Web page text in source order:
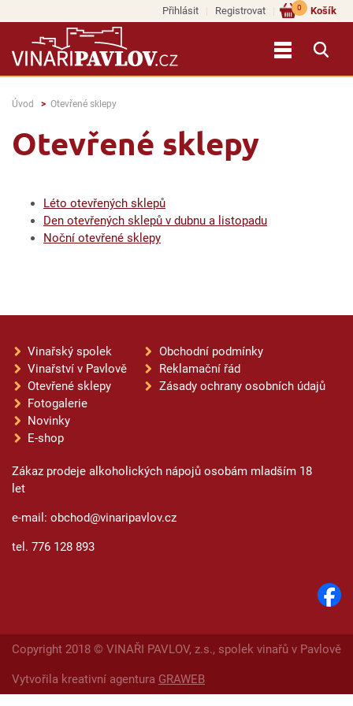
Přihlásit Registrovat Košík
0
Úvod Otevřené sklepy
Otevřené sklepy
Léto otevřených sklepů
Den otevřených sklepů v dubnu a listopadu
Noční otevřené sklepy
Vinařský spolek
Vinařství v Pavlově
Otevřené sklepy
Fotogalerie
Novinky
E-shop
Obchodní podmínky
Reklamační řád
Zásady ochrany osobních údajů
Zákaz prodeje alkoholických nápojů osobám mladším 18
let
e-mail: obchod@vinaripavlov.cz
tel. 776 128 893
Copyright 2018 © VINAŘI PAVLOV, z.s., spolek vinařů v Pavlově
Vytvořila kreativní agentura GRAWEB